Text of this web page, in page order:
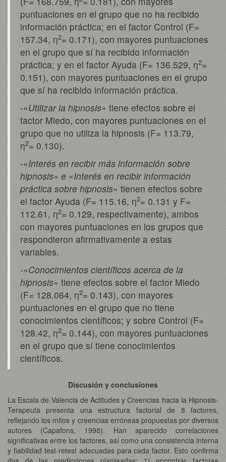
puntuaciones en el grupo que no ha recibido
información práctica; en el factor Control (F=
157.34, η2= 0.171), con mayores puntuaciones
en el grupo que sí ha recibido información
práctica; y en el factor Ayuda (F= 136.529, η2=
0.151), con mayores puntuaciones en el grupo
que sí ha recibido información práctica.
-«Utilizar la hipnosis» tiene efectos sobre el
factor Miedo, con mayores puntuaciones en el
grupo que no utiliza la hipnosis (F= 113.79,
η2= 0.130).
-«Interés en recibir más información sobre
hipnosis» e «Interés en recibir información
práctica sobre hipnosis» tienen efectos sobre
el factor Ayuda (F= 115.16, η2= 0.131 y F=
112.61, η2= 0.129, respectivamente), ambos
con mayores puntuaciones en los grupos que
respondieron afirmativamente a estas
variables.
-«Conocimientos científicos acerca de la
hipnosis» tiene efectos sobre el factor Miedo
(F= 128.064, η2= 0.143), con mayores
puntuaciones en el grupo que no tiene
conocimientos científicos; y sobre Control (F=
128.42, η2= 0.144), con mayores puntuaciones
en el grupo que sí tiene conocimientos
científicos.
Discusión y conclusiones
La Escala de Valencia de Actitudes y Creencias hacia la Hipnosis-
Terapeuta presenta una estructura factorial de 8 factores,
reflejando los mitos y creencias erróneas propuestas por diversos
autores (Capafons, 1998). Han aparecido correlaciones
significativas entre los factores, así como una consistencia interna
y fiabilidad test-retest adecuadas para cada factor. Esto confirma